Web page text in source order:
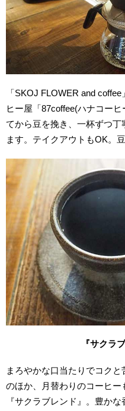
「SKOJ FLOWER and
ヒー屋「87coffee(ハナコー
てから豆を挽き、一杯ずつ
ます。テイクアウトもOK。
『サクラ
まろやかな口当たりでコク
のほか、月替わりのコーヒ
『サクラブレンド』。豊か